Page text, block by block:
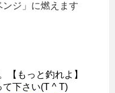
ジ」に燃えます
【もっと釣れよ】
て下さい(T ^ T)